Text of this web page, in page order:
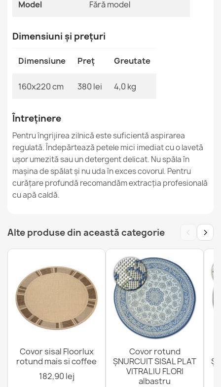
379,90 lej
158,90 lej
TIMO Covor sisal exterior cu margine
133,90 lej
Covor Culoar TIMO Sisal
195,90 lej
182,90 lej
Model Fără model
Dimensiuni și prețuri
Dimensiune Preț Greutate
160x220 cm 380 lei 4,0 kg
Întreținere
Pentru îngrijirea zilnică este suficientă aspirarea
regulată. Îndepărtează petele mici imediat cu o lavetă
ușor umezită sau un detergent delicat. Nu spăla în
mașina de spălat și nu uda în exces covorul. Pentru
curățare profundă recomandăm extracția profesională
cu apă caldă.
Alte produse din această categorie ‹ ›
Covor sisal Floorlux
rotund mais si coffee
182,90 lej
Covor rotund
ȘNURCUIT SISAL PLAT
VITRALIU FLORI
albastru